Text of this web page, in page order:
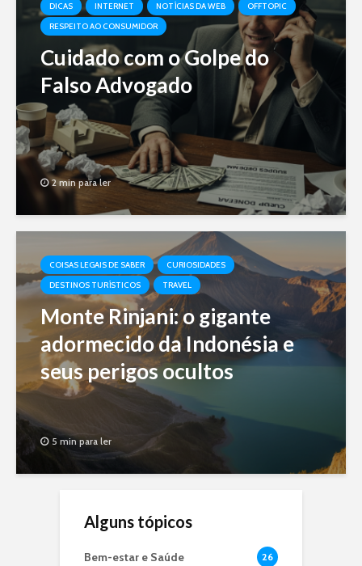
DICAS INTERNET NOTÍCIAS DA WEB
OFFTOPIC
RESPEITO AO CONSUMIDOR
Cuidado com o Golpe do
Falso Advogado
2 min para ler
COISAS LEGAIS DE SABER
CURIOSIDADES
DESTINOS TURÍSTICOS
TRAVEL
Monte Rinjani: o gigante
adormecido da Indonésia e
seus perigos ocultos
5 min para ler
Alguns tópicos
Bem-estar e Saúde 26